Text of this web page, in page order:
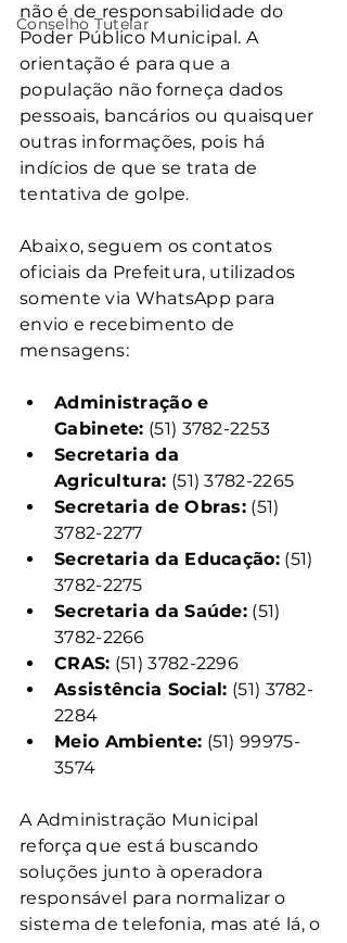
Conselho Tutelar
não é de responsabilidade do
Poder Público Municipal. A
orientação é para que a
população não forneça dados
pessoais, bancários ou quaisquer
outras informações, pois há
indícios de que se trata de
tentativa de golpe.
Abaixo, seguem os contatos
oficiais da Prefeitura, utilizados
somente via WhatsApp para
envio e recebimento de
mensagens:
Administração e
Gabinete: (51) 3782-2253
Secretaria da
Agricultura: (51) 3782-2265
Secretaria de Obras: (51)
3782-2277
Secretaria da Educação: (51)
3782-2275
Secretaria da Saúde: (51)
3782-2266
CRAS: (51) 3782-2296
Assistência Social: (51) 3782-
2284
Meio Ambiente: (51) 99975-
3574
A Administração Municipal
reforça que está buscando
soluções junto à operadora
responsável para normalizar o
sistema de telefonia, mas até lá, o